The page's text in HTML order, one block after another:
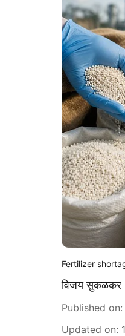
Fertilizer
विजय सुकळकर
Published on:
Updated on: